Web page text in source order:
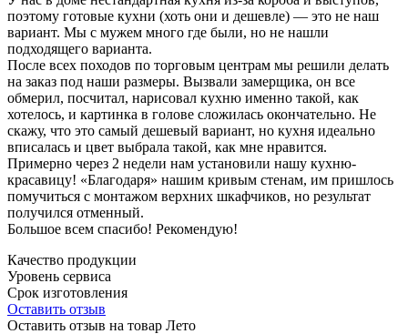
поэтому готовые кухни (хоть они и дешевле) — это не наш
вариант. Мы с мужем много где были, но не нашли
подходящего варианта.
После всех походов по торговым центрам мы решили делать
на заказ под наши размеры. Вызвали замерщика, он все
обмерил, посчитал, нарисовал кухню именно такой, как
хотелось, и картинка в голове сложилась окончательно. Не
скажу, что это самый дешевый вариант, но кухня идеально
вписалась и цвет выбрала такой, как мне нравится.
Примерно через 2 недели нам установили нашу кухню-
красавицу! «Благодаря» нашим кривым стенам, им пришлось
помучиться с монтажом верхних шкафчиков, но результат
получился отменный.
Большое всем спасибо! Рекомендую!
Качество продукции
Уровень сервиса
Срок изготовления
Оставить отзыв
Оставить отзыв на товар Лето